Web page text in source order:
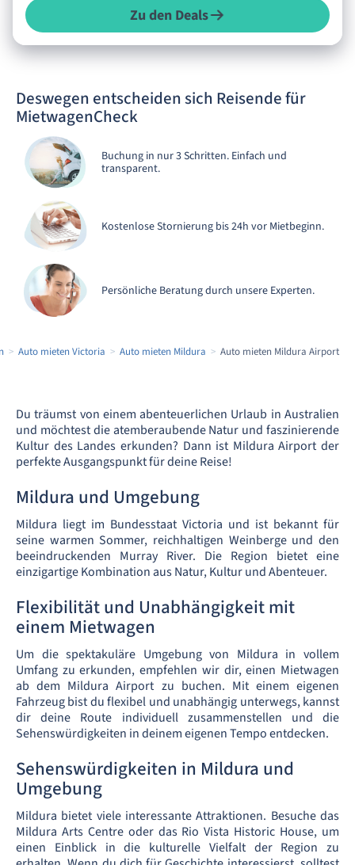
Zu den Deals
Deswegen entscheiden sich Reisende für
MietwagenCheck
Buchung in nur 3 Schritten. Einfach und
transparent.
Kostenlose Stornierung bis 24h vor Mietbeginn.
Persönliche Beratung durch unsere Experten.
Auto mieten Victoria Auto mieten Mildura Auto mieten Mildura Airport
Du träumst von einem abenteuerlichen Urlaub in Australien
und möchtest die atemberaubende Natur und faszinierende
Kultur des Landes erkunden? Dann ist Mildura Airport der
perfekte Ausgangspunkt für deine Reise!
Mildura und Umgebung
Mildura liegt im Bundesstaat Victoria und ist bekannt für
seine warmen Sommer, reichhaltigen Weinberge und den
beeindruckenden Murray River. Die Region bietet eine
einzigartige Kombination aus Natur, Kultur und Abenteuer.
Flexibilität und Unabhängigkeit mit
einem Mietwagen
Um die spektakuläre Umgebung von Mildura in vollem
Umfang zu erkunden, empfehlen wir dir, einen Mietwagen
ab dem Mildura Airport zu buchen. Mit einem eigenen
Fahrzeug bist du flexibel und unabhängig unterwegs, kannst
dir deine Route individuell zusammenstellen und die
Sehenswürdigkeiten in deinem eigenen Tempo entdecken.
Sehenswürdigkeiten in Mildura und
Umgebung
Mildura bietet viele interessante Attraktionen. Besuche das
Mildura Arts Centre oder das Rio Vista Historic House, um
einen Einblick in die kulturelle Vielfalt der Region zu